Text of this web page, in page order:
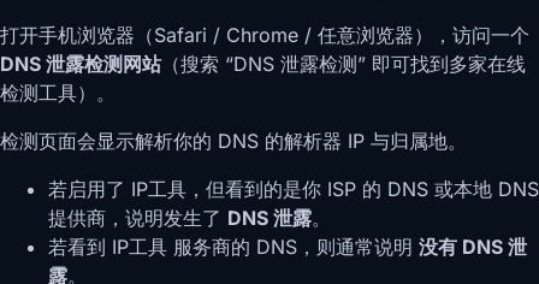
打开手机浏览器（Safari / Chrome / 任意浏览器），访问一个
DNS 泄露检测网站（搜索 “DNS 泄露检测” 即可找到多家在线
检测工具）。
检测页面会显示解析你的 DNS 的解析器 IP 与归属地。
若启用了 IP工具，但看到的是你 ISP 的 DNS 或本地 DNS
提供商，说明发生了 DNS 泄露。
若看到 IP工具 服务商的 DNS，则通常说明 没有 DNS 泄
露。